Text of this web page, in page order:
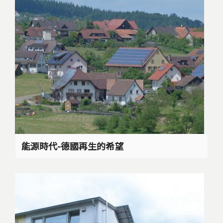
能源時代-德國再生的希望